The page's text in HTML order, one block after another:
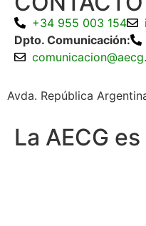
+34 955 003 154
Dpto. Comunicación:
Avda. República
La AECG